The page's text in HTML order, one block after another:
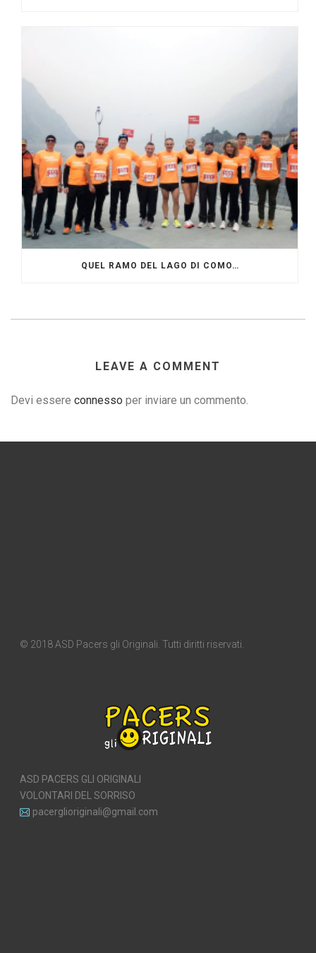
QUEL RAMO DEL LAGO DI COMO…
LEAVE A COMMENT
Devi essere connesso per inviare un commento.
© 2018 ASD Pacers gli Originali. Tutti diritti riservati.
ASD PACERS GLI ORIGINALI
VOLONTARI DEL SORRISO
pacerglioriginali@gmail.com